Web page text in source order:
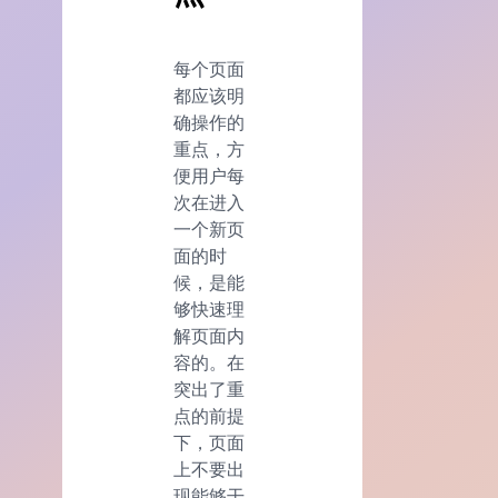
每个页面
都应该明
确操作的
重点，方
便用户每
次在进入
一个新页
面的时
候，是能
够快速理
解页面内
容的。在
突出了重
点的前提
下，页面
上不要出